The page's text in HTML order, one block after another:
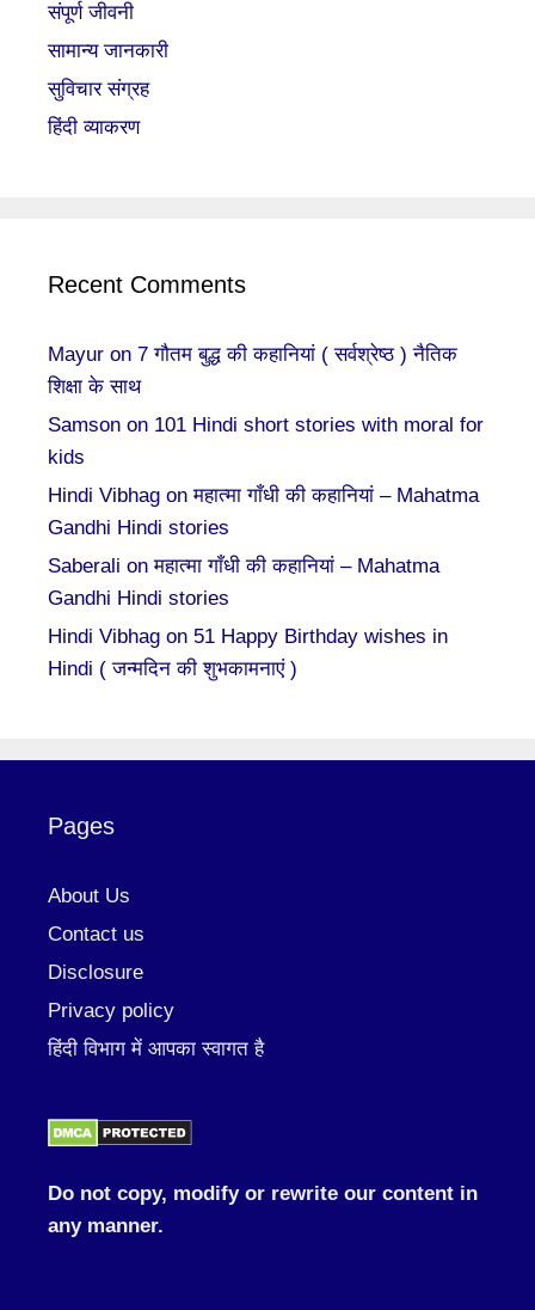
संपूर्ण जीवनी
सामान्य जानकारी
सुविचार संग्रह
हिंदी व्याकरण
Recent Comments
Mayur on 7 गौतम बुद्ध की कहानियां ( सर्वश्रेष्ठ ) नैतिक
शिक्षा के साथ
Samson on 101 Hindi short stories with moral for
kids
Hindi Vibhag onमहात्मा गाँधी की कहानियां – Mahatma
Gandhi Hindi stories
Saberali onमहात्मा गाँधी की कहानियां – Mahatma
Gandhi Hindi stories
Hindi Vibhag on 51 Happy Birthday wishes in
Hindi ( जन्मदिन की शुभकामनाएं )
Pages
About Us
Contact us
Disclosure
Privacy policy
हिंदी विभाग में आपका स्वागत है
Do not copy, modify or rewrite our content in
any manner.